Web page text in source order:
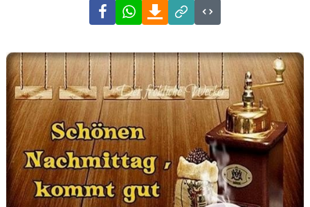
FacebookWhatsAppDownload
Link
Code